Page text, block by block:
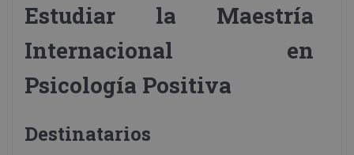
Estudiar la Maestría
Internacional en
Psicología Positiva
Destinatarios